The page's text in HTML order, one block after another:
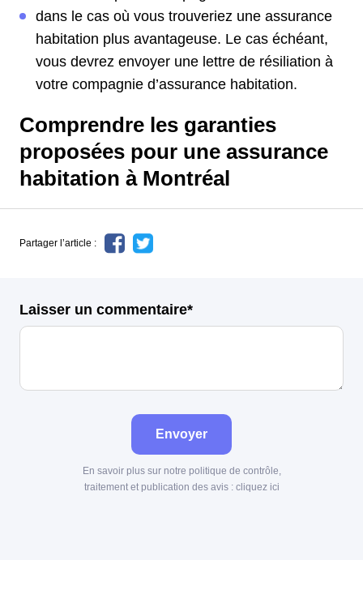
dans le cas où vous trouveriez une assurance
habitation plus avantageuse. Le cas échéant,
vous devrez envoyer une lettre de résiliation à
votre compagnie d’assurance habitation.
Comprendre les garanties
proposées pour une assurance
habitation à Montréal
Partager l’article :
Laisser un commentaire*
Envoyer
En savoir plus sur notre politique de contrôle,
traitement et publication des avis : cliquez ici